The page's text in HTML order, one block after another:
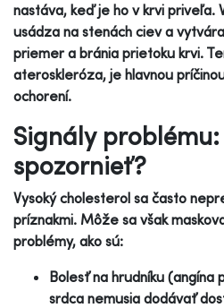
nastáva, keď je ho v krvi priveľa.
usádza na stenách ciev a
priemer a bránia prietoku krvi.
ateroskleróza, je hlavnou
ochorení.
Signály problému:
spozornieť?
Vysoký cholesterol sa často
príznakmi. Môže sa však
problémy, ako sú:
Bolesť na hrudníku
srdca nemusia dodávať